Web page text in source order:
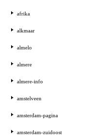
afrika
alkmaar
almelo
almere
almere-info
amstelveen
amsterdam-pagina
amsterdam-zuidoost